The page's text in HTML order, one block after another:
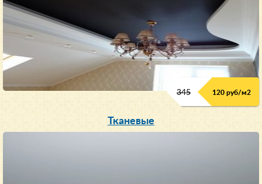
345 120 руб/м2
Тканевые